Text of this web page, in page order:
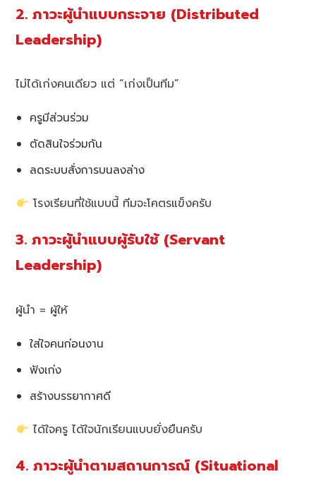
2. ภาวะผู้นำแบบกระจาย (Distributed
Leadership)
ไม่ได้เก่งคนเดียว แต่ “เก่งเป็นทีม”
ครูมีส่วนร่วม
ตัดสินใจร่วมกัน
ลดระบบสั่งการบนลงล่าง
โรงเรียนที่ใช้แบบนี้ ทีมจะโคตรแข็งครับ
3. ภาวะผู้นำแบบผู้รับใช้ (Servant
Leadership)
ผู้นำ = ผู้ให้
ใส่ใจคนก่อนงาน
ฟังเก่ง
สร้างบรรยากาศดี
ได้ใจครู ได้ใจนักเรียนแบบยั่งยืนครับ
4. ภาวะผู้นำตามสถานการณ์ (Situational